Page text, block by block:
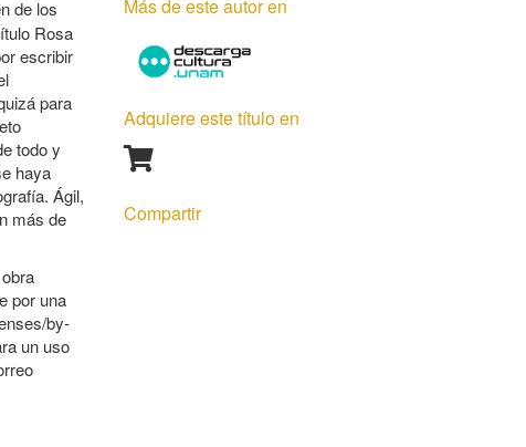
de los
Rosa
escribir
para
todo y
haya
Ágil,
más de
por una
by-
un uso
Más de este autor en
Adquiere este título en
Compartir